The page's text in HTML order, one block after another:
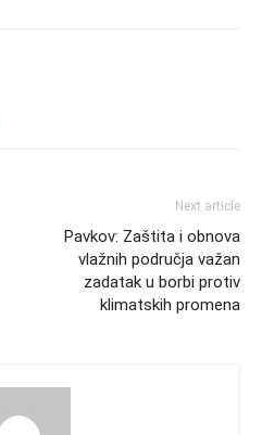
Next article
Pavkov: Zaštita i obnova
vlažnih područja važan
zadatak u borbi protiv
klimatskih promena